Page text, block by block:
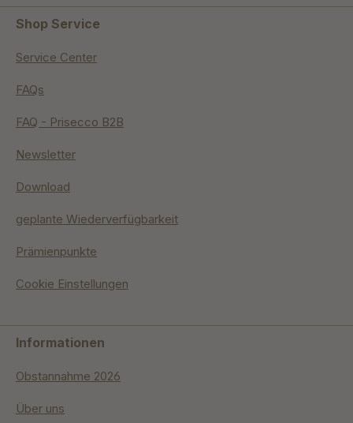
Shop Service
Service Center
FAQs
FAQ - Prisecco B2B
Newsletter
Download
geplante Wiederverfügbarkeit
Prämienpunkte
Cookie Einstellungen
Informationen
Obstannahme 2026
Über uns